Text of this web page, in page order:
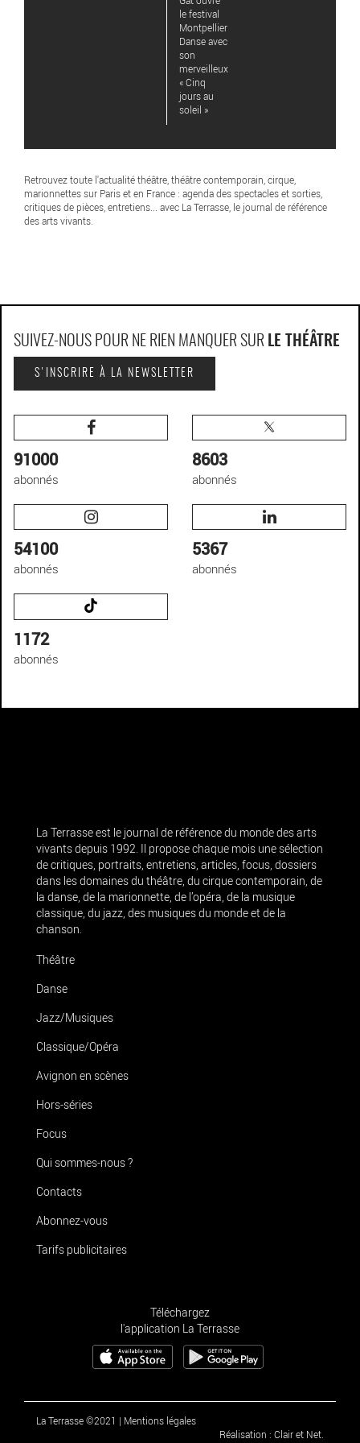
le festival
Montpellier
Danse avec
son
merveilleux
« Cinq
jours au
soleil »
Retrouvez toute l'actualité théâtre, théâtre contemporain, cirque,
marionnettes sur Paris et en France : agenda des spectacles et sorties,
critiques de pièces, entretiens... avec La Terrasse, le journal de référence
des arts vivants.
SUIVEZ-NOUS POUR NE RIEN MANQUER SUR LE THÉÂTRE
S'INSCRIRE À LA NEWSLETTER
91000
abonnés
8603
abonnés
54100
abonnés
5367
abonnés
1172
abonnés
La Terrasse est le journal de référence du monde des arts
vivants depuis 1992. Il propose chaque mois une sélection
de critiques, portraits, entretiens, articles, focus, dossiers
dans les domaines du théâtre, du cirque contemporain, de
la danse, de la marionnette, de l’opéra, de la musique
classique, du jazz, des musiques du monde et de la
chanson.
Théâtre
Danse
Jazz/Musiques
Classique/Opéra
Avignon en scènes
Hors-séries
Focus
Qui sommes-nous ?
Contacts
Abonnez-vous
Tarifs publicitaires
Téléchargez
l'application La Terrasse
La Terrasse ©2021 | Mentions légales
Réalisation : Clair et Net.